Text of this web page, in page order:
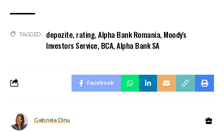
TAGGED: depozite, rating,Alpha Bank Romania, Moody's
Investors Service, BCA,Alpha Bank SA
Facebook
Gabriela Dinu